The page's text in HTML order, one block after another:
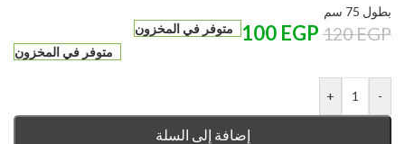
بطول 75 سم
120EGP
100 EGP
متوفر في المخزون
متوفر في المخزون
-
+
إضافة إلى السلة